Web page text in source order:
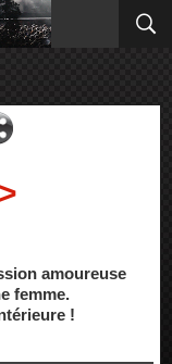
amoureuse
femme.
!